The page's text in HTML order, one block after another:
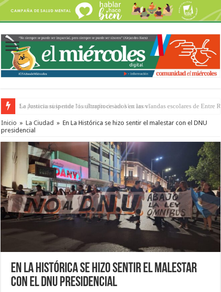
Se presentará la obra “La Runfla de los Macanos”
Inicio » La Ciudad » En La Histórica se hizo sentir el malestar con el DNU
presidencial
En La Histórica se hizo sentir el malestar
con el DNU presidencial